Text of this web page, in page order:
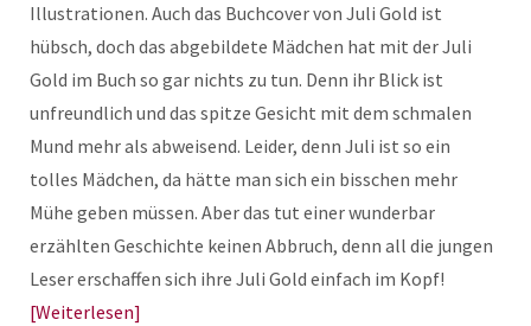
Illustrationen. Auch das Buchcover von Juli Gold ist
hübsch, doch das abgebildete Mädchen hat mit der Juli
Gold im Buch so gar nichts zu tun. Denn ihr Blick ist
unfreundlich und das spitze Gesicht mit dem schmalen
Mund mehr als abweisend. Leider, denn Juli ist so ein
tolles Mädchen, da hätte man sich ein bisschen mehr
Mühe geben müssen. Aber das tut einer wunderbar
erzählten Geschichte keinen Abbruch, denn all die jungen
Leser erschaffen sich ihre Juli Gold einfach im Kopf!
Weiterlesen